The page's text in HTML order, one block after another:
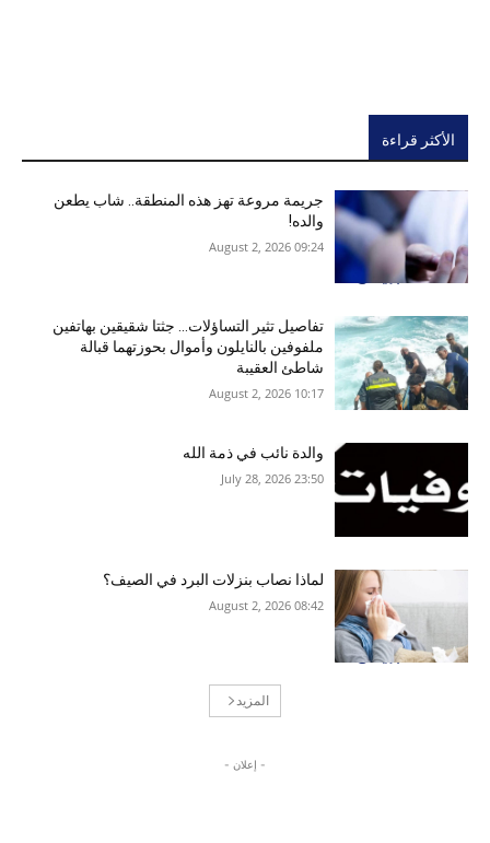
الأكثر قراءة
جريمة مروعة تهز هذه المنطقة.. شاب يطعن
والده!
09:24 2026 ,August 2
تفاصيل تثير التساؤلات… جثتا شقيقين بهاتفين
ملفوفين بالنايلون وأموال بحوزتهما قبالة
شاطئ العقيبة
10:17 2026 ,August 2
والدة نائب في ذمة الله
23:50 2026 ,July 28
لماذا نصاب بنزلات البرد في الصيف؟
08:42 2026 ,August 2
المزيد
- إعلان -